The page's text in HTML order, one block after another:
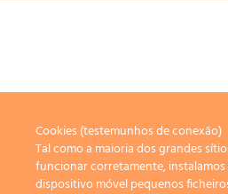
Cookies (testemunhos de conexão)
Tal como a maioria dos grandes
funcionar corretamente,
dispositivo móvel pequenos